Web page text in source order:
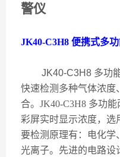
警仪
JK40-C3H8 便携式多功
JK40-C3H8 多功
快速检测多种气体浓度
合。 JK40-C3H8 多功能
彩屏实时显示浓度，选
要检测原理有：电化学
光离子。先进的电路设